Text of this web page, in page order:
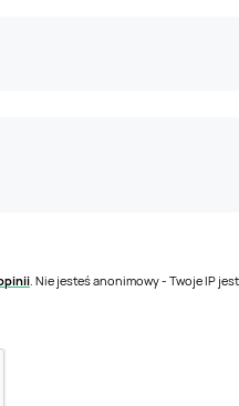
. Nie jesteś anonimowy - Twoje IP